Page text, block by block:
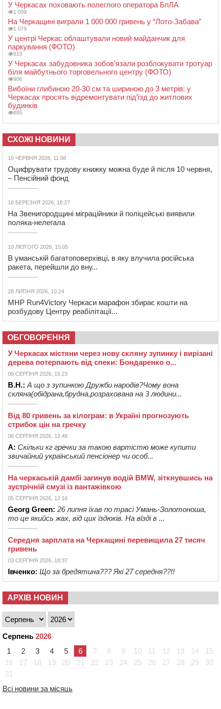
У Черкасах поховають полеглого оператора БпЛА
1 099
На Черкащині виграли 1 000 000 гривень у “Лото-Забава”
1 079
У центрі Черкас облаштували новий майданчик для
паркування (ФОТО)
910
У Черкасах забудовника зобов’язали розблокувати тротуар
біля майбутнього торговельного центру (ФОТО)
906
Вибоїни глибиною 20-30 см та шириною до 3 метрів: у
Черкасах просять відремонтувати під’їзд до житлових
будинків
885
СХОЖІ НОВИНИ
10 ЧЕРВНЯ 2026, 11:08
Оцифрувати трудову книжку можна буде й після 10 червня,
– Пенсійний фонд
18 БЕРЕЗНЯ 2026, 18:27
На Звенигородщині міграційники й поліцейські виявили
поляка-нелегала
10 ЛЮТОГО 2026, 15:05
В уманській багатоповерхівці, в яку влучила російська
ракета, перейшли до вну...
28 ЛИПНЯ 2026, 10:24
MHP Run4Victory Черкаси марафон збирає кошти на
розбудову Центру реабілітації...
ОБГОВОРЕННЯ
У Черкасах містяни через нову скляну зупинку і вирізані
дерева потерпають від спеки: Бондаренко о...
06 СЕРПНЯ 2026, 15:23
В.Н.: А що з зупинкою Дружби народів?Чому вона
скляна(обідрана,брудна,розрахована на 3 людини...
Від 80 гривень за кілограм: в Україні прогнозують
стрибок цін на гречку
06 СЕРПНЯ 2026, 12:48
А: Скільки кг гречки за такою вартістю може купити
звичайний український пенсіонер чи особ...
На черкаській дамбі загинув водій BMW, зіткнувшись на
зустрічній смузі із вантажівкою
05 СЕРПНЯ 2026, 12:16
Georg Green: 26 липня їхав по трасі Умань-Золотоноша,
то це якийсь жах, від цих їздюків. На вїзді в ...
Середня зарплата на Черкащині перевищила 27 тисяч
гривень
03 СЕРПНЯ 2026, 18:37
Івченко: Що за бредятина??? Які 27 середня??!!
АРХІВ НОВИН
Серпень 2026
1
2 3 4 5 6 7 8 9 10 11 12 13 14
15
16
17 18 19 20 21 22 23 24 25 26 27 28 29
30
31
Всі новини за місяць